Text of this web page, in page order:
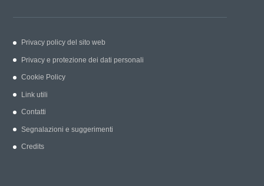
Privacy policy del sito web
Privacy e protezione dei dati personali
Cookie Policy
Link utili
Contatti
Segnalazioni e suggerimenti
Credits